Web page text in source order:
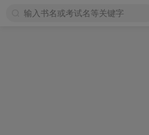
输入书名或考试名等关键字